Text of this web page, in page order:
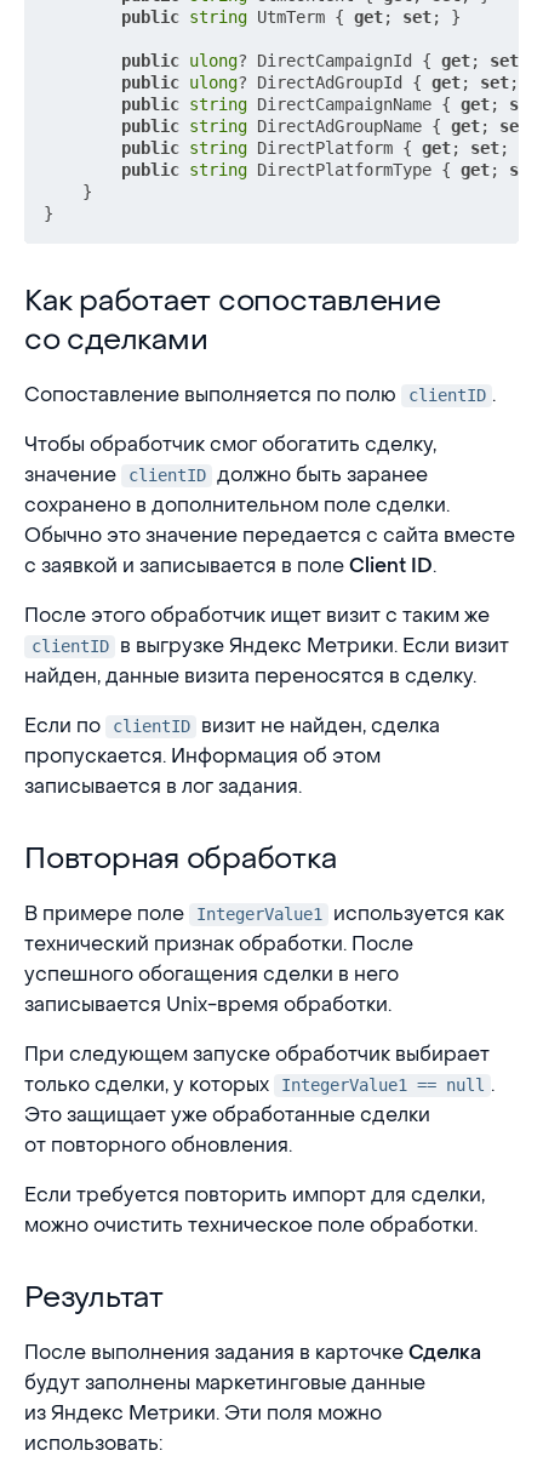
public string UtmTerm { get; set; }
public ulong? DirectCampaignId { get; set
public ulong? DirectAdGroupId { get; set; }
public string DirectCampaignName { get; set
public string DirectAdGroupName { get; set
public string DirectPlatform { get; set; }
public string DirectPlatformType { get; set
    }
Как работает сопоставление со сделками
Как работает сопоставление
со сделками
Сопоставление выполняется по полю clientID .
Чтобы обработчик смог обогатить сделку,
значение
clientID должно быть заранее
сохранено в дополнительном поле сделки.
Обычно это значение передается с сайта вместе
с заявкой и записывается в поле Client ID.
После этого обработчик ищет визит с таким же
clientID
в выгрузке Яндекс Метрики. Если визит
найден, данные визита переносятся в сделку.
Если по
clientID
визит не найден, сделка
пропускается. Информация об этом
записывается в лог задания.
Повторная обработка
Повторная обработка
В примере поле IntegerValue1
используется как
технический признак обработки. После
успешного обогащения сделки в него
записывается Unix-время обработки.
При следующем запуске обработчик выбирает
только сделки, у которых
IntegerValue1 == null .
Это защищает уже обработанные сделки
от повторного обновления.
Если требуется повторить импорт для сделки,
можно очистить техническое поле обработки.
Результат
Результат
После выполнения задания в карточке Сделка
будут заполнены маркетинговые данные
из Яндекс Метрики. Эти поля можно
использовать: